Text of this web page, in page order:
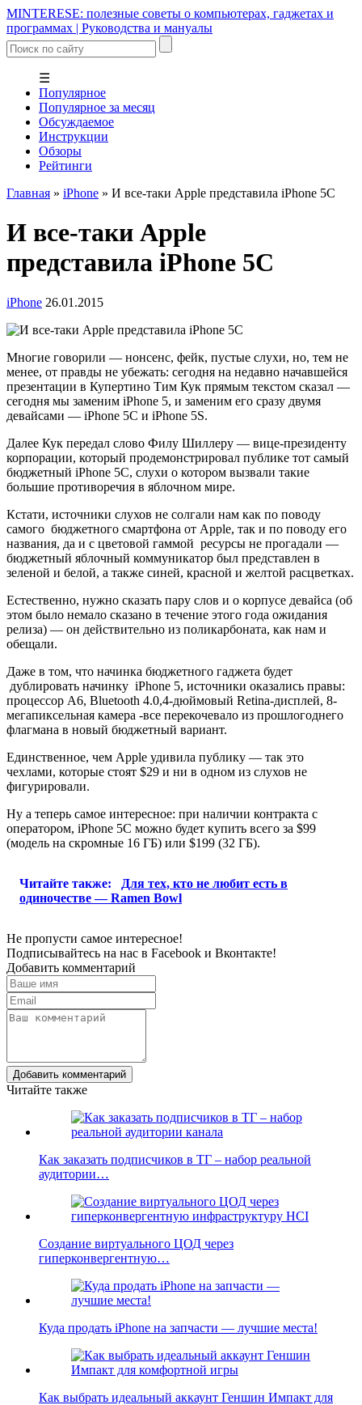
MINTERESE: полезные советы о компьютерах, гаджетах и
программах | Руководства и мануалы
☰
Популярное
Популярное за месяц
Обсуждаемое
Инструкции
Обзоры
Рейтинги
Главная » iPhone » И все-таки Apple представила iPhone 5C
И все-таки Apple
представила iPhone 5C
iPhone 26.01.2015
Многие говорили — нонсенс, фейк, пустые слухи, но, тем не
менее, от правды не убежать: сегодня на недавно начавшейся
презентации в Купертино Тим Кук прямым текстом сказал —
сегодня мы заменим iPhone 5, и заменим его сразу двумя
девайсами — iPhone 5C и iPhone 5S.
Далее Кук передал слово Филу Шиллеру — вице-президенту
корпорации, который продемонстрировал публике тот самый
бюджетный iPhone 5C, слухи о котором вызвали такие
большие противоречия в яблочном мире.
Кстати, источники слухов не солгали нам как по поводу
самого бюджетного смартфона от Apple, так и по поводу его
названия, да и с цветовой гаммой ресурсы не прогадали —
бюджетный яблочный коммуникатор был представлен в
зеленой и белой, а также синей, красной и желтой расцветках.
Естественно, нужно сказать пару слов и о корпусе девайса (об
этом было немало сказано в течение этого года ожидания
релиза) — он действительно из поликарбоната, как нам и
обещали.
Даже в том, что начинка бюджетного гаджета будет
дублировать начинку iPhone 5, источники оказались правы:
процессор А6, Bluetooth 4.0,4-дюймовый Retina-дисплей, 8-
мегапиксельная камера -все перекочевало из прошлогоднего
флагмана в новый бюджетный вариант.
Единственное, чем Apple удивила публику — так это
чехлами, которые стоят $29 и ни в одном из слухов не
фигурировали.
Ну а теперь самое интересное: при наличии контракта с
оператором, iPhone 5C можно будет купить всего за $99
(модель на скромные 16 ГБ) или $199 (32 ГБ).
Читайте также:
Для тех, кто не любит есть в
одиночестве — Ramen Bowl
Не пропусти самое интересное!
Подписывайтесь на нас в Facebook и Вконтакте!
Добавить комментарий
Добавить комментарий
Читайте также
Как заказать подписчиков в ТГ – набор реальной
аудитории…
Создание виртуального ЦОД через
гиперконвергентную…
Куда продать iPhone на запчасти — лучшие места!
Как выбрать идеальный аккаунт Геншин Импакт для